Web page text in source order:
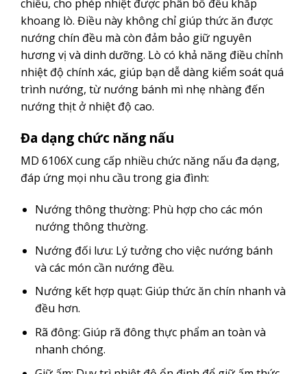
chiều, cho phép nhiệt được phân bố đều khắp
khoang lò. Điều này không chỉ giúp thức ăn được
nướng chín đều mà còn đảm bảo giữ nguyên
hương vị và dinh dưỡng. Lò có khả năng điều chỉnh
nhiệt độ chính xác, giúp bạn dễ dàng kiểm soát quá
trình nướng, từ nướng bánh mì nhẹ nhàng đến
nướng thịt ở nhiệt độ cao.
Đa dạng chức năng nấu
MD 6106X cung cấp nhiều chức năng nấu đa dạng,
đáp ứng mọi nhu cầu trong gia đình:
Nướng thông thường: Phù hợp cho các món
nướng thông thường.
Nướng đối lưu: Lý tưởng cho việc nướng bánh
và các món cần nướng đều.
Nướng kết hợp quạt: Giúp thức ăn chín nhanh và
đều hơn.
Rã đông: Giúp rã đông thực phẩm an toàn và
nhanh chóng.